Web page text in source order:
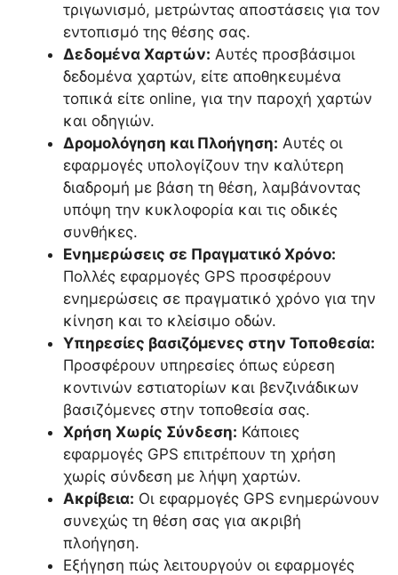
τριγωνισμό, μετρώντας αποστάσεις για τον
εντοπισμό της θέσης σας.
Δεδομένα Χαρτών: Αυτές προσβάσιμοι
δεδομένα χαρτών, είτε αποθηκευμένα
τοπικά είτε online, για την παροχή χαρτών
και οδηγιών.
Δρομολόγηση και Πλοήγηση: Αυτές οι
εφαρμογές υπολογίζουν την καλύτερη
διαδρομή με βάση τη θέση, λαμβάνοντας
υπόψη την κυκλοφορία και τις οδικές
συνθήκες.
Ενημερώσεις σε Πραγματικό Χρόνο:
Πολλές εφαρμογές GPS προσφέρουν
ενημερώσεις σε πραγματικό χρόνο για την
κίνηση και το κλείσιμο οδών.
Υπηρεσίες βασιζόμενες στην Τοποθεσία:
Προσφέρουν υπηρεσίες όπως εύρεση
κοντινών εστιατορίων και βενζινάδικων
βασιζόμενες στην τοποθεσία σας.
Χρήση Χωρίς Σύνδεση: Κάποιες
εφαρμογές GPS επιτρέπουν τη χρήση
χωρίς σύνδεση με λήψη χαρτών.
Ακρίβεια: Οι εφαρμογές GPS ενημερώνουν
συνεχώς τη θέση σας για ακριβή
πλοήγηση.
Εξήγηση πώς λειτουργούν οι εφαρμογές